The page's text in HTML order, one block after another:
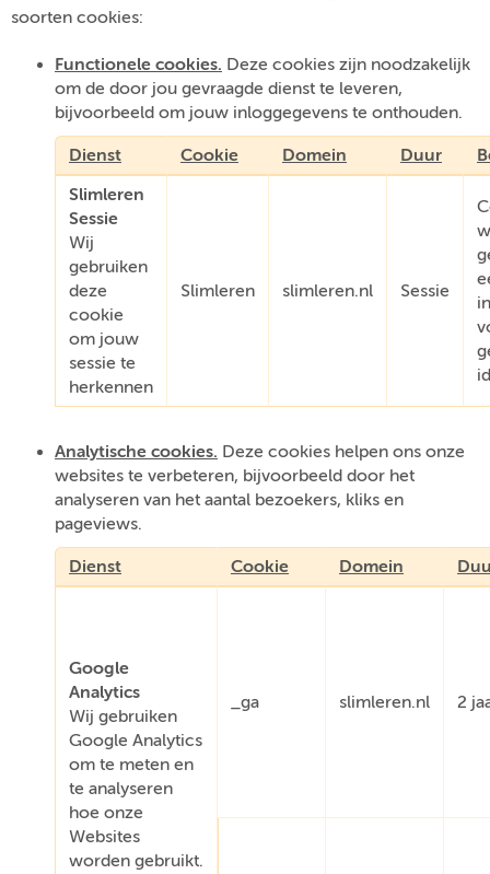
soorten cookies:
Functionele cookies. Deze cookies zijn noodzakelijk
om de door jou gevraagde dienst te leveren,
bijvoorbeeld om jouw inloggegevens te onthouden.
Dienst Cookie Domein Duur
Slimleren
Sessie
Wij
gebruiken
deze
cookie
om jouw
sessie te
herkennen
Slimleren slimleren.nl Sessie
Analytische cookies. Deze cookies helpen ons onze
websites te verbeteren, bijvoorbeeld door het
analyseren van het aantal bezoekers, kliks en
pageviews.
Dienst Cookie Domein
Google
Analytics
Wij gebruiken
Google Analytics
om te meten en
te analyseren
hoe onze
Websites
worden gebruikt.
_ga slimleren.nl 2